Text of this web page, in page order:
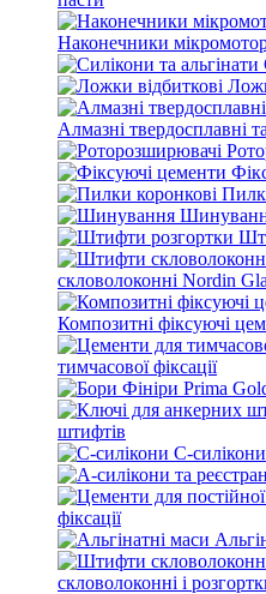
Наконечники
Алмазні твердосплавні
скловолоконні Nordin
Композитні фіксуючі
тимчасової фіксації
штифтів
С-силікони
фіксації
скловолоконні і